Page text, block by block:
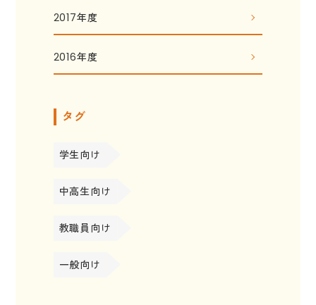
2017年度
2016年度
タグ
学生向け
中高生向け
教職員向け
一般向け